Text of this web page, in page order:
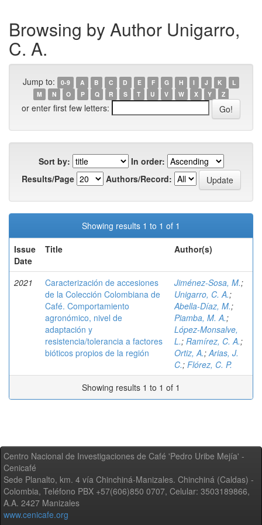
Browsing by Author Unigarro,
C. A.
Jump to: 0-9 A B C D E F G H I J K
L
M
N O P Q R S T U V W X Y Z
or enter first few letters:
Sort by:
In order:
Results/Page
Authors/Record:
Showing results 1 to 1 of 1
Issue
Date
Title Author(s)
2021
Caracterización de accesiones
de la Colección Colombiana de
Café. Comportamiento
agronómico, nivel de
adaptación y
resistencia/tolerancia a factores
bióticos propios de la región
Jiménez-Sosa, M.;
Unigarro, C. A.;
Abella-Díaz, M.;
Piamba, M. A.;
López-Monsalve,
L.; Ramírez, C. A.;
Ortiz, A.;Arias, J.
C.; Flórez, C. P.
Showing results 1 to 1 of 1
Centro Nacional de Investigaciones de Café 'Pedro Uribe Mejía' -
Cenicafé
Sede Planalto, km. 4 vía Chinchiná-Manizales. Chinchiná (Caldas) -
Colombia, Teléfono PBX +57(606)850 0707, Celular: 3503189866,
A.A. 2427 Manizales
www.cenicafe.org